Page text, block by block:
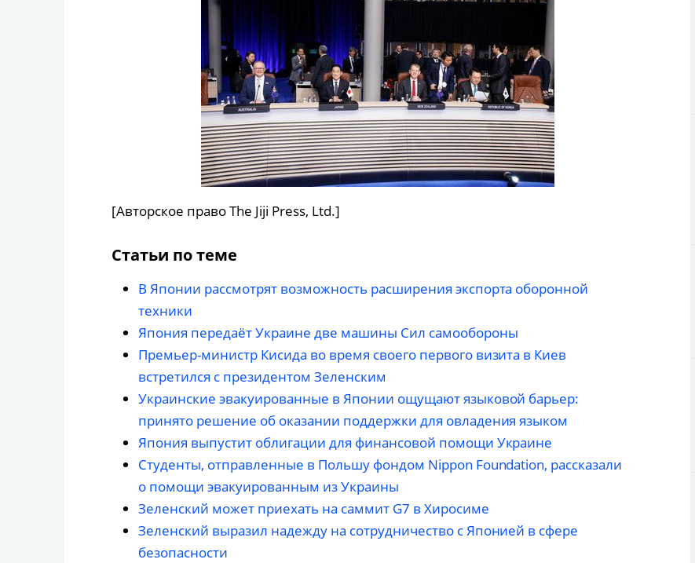
[Авторское право The Jiji Press, Ltd.]
Статьи по теме
В Японии рассмотрят возможность расширения экспорта оборонной
техники
Япония передаёт Украине две машины Сил самообороны
Премьер-министр Кисида во время своего первого визита в Киев
встретился с президентом Зеленским
Украинские эвакуированные в Японии ощущают языковой барьер:
принято решение об оказании поддержки для овладения языком
Япония выпустит облигации для финансовой помощи Украине
Студенты, отправленные в Польшу фондом Nippon Foundation, рассказали
о помощи эвакуированным из Украины
Зеленский может приехать на саммит G7 в Хиросиме
Зеленский выразил надежду на сотрудничество с Японией в сфере
безопасности